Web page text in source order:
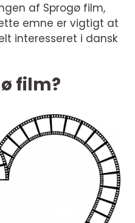
af Sprogø film,
emne er vigtigt at
interesseret i dansk
film?